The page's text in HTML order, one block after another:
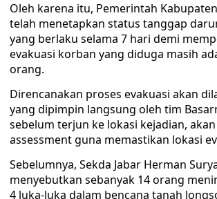
Oleh karena itu, Pemerintah
telah menetapkan status tanggap
yang berlaku selama 7 hari demi
evakuasi korban yang diduga masih
orang.
Direncanakan proses evakuasi akan
yang dipimpin langsung oleh tim
sebelum terjun ke lokasi kejadian,
assessment guna memastikan lokasi
Sebelumnya, Sekda Jabar Herman
menyebutkan sebanyak 14 orang
4 luka-luka dalam bencana tanah